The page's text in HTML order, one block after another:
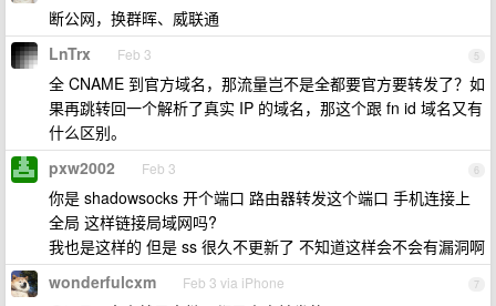
断公网，换群晖、威联通
5
LnTrx Feb 3
全 CNAME 到官方域名，那流量岂不是全都要官方要转发了？如
果再跳转回一个解析了真实 IP 的域名，那这个跟 fn id 域名又有
什么区别。
6
pxw2002 Feb 3
你是 shadowsocks 开个端口 路由器转发这个端口 手机连接上
全局 这样链接局域网吗?
我也是这样的 但是 ss 很久不更新了 不知道这样会不会有漏洞啊
7
wonderfulcxm Feb 3 via iPhone